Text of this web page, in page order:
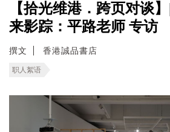
【拾光维港．跨页对谈
来影踪：平路老师 专访
撰文 香港誠品書店
职人絮语